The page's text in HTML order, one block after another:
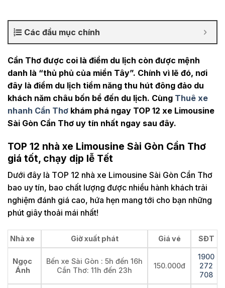
Các đầu mục chính
Cần Thơ được coi là điểm du lịch còn được mệnh
danh là “thủ phủ của miền Tây”. Chính vì lẽ đó, nơi
đây là điểm du lịch tiềm năng thu hút đông đảo du
khách năm châu bốn bể đến du lịch. Cùng Thuê xe
nhanh Cần Thơ khám phá ngay TOP 12 xe Limousine
Sài Gòn Cần Thơ uy tín nhất ngay sau đây.
TOP 12 nhà xe Limousine Sài Gòn Cần Thơ
giá tốt, chạy dịp lễ Tết
Dưới đây là TOP 12 nhà xe Limousine Sài Gòn Cần Thơ
bao uy tín, bao chất lượng được nhiều hành khách trải
nghiệm đánh giá cao, hứa hẹn mang tới cho bạn những
phút giây thoải mái nhất!
Nhà xe Giờ xuất phát Giá vé SĐT
Ngọc
Ánh
Bến xe Sài Gòn : 5h đến 16h
Cần Thơ: 11h đến 23h
150.000đ
1900
272
708